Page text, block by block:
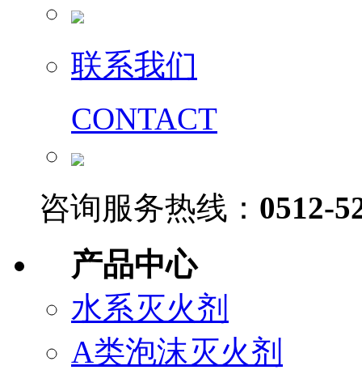
联系我们
CONTACT
咨询服务热线： 0512-
产品中心
水系灭火剂
A类泡沫灭火剂